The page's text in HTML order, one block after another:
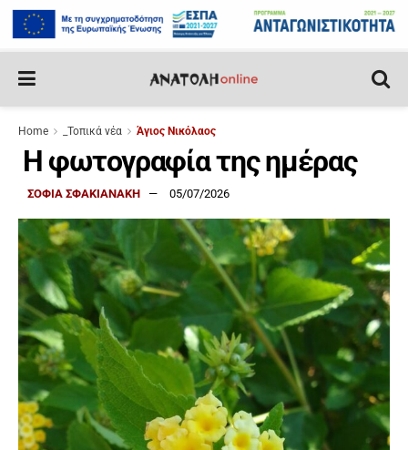
Home _Τοπικά νέα Άγιος Νικόλαος
Η φωτογραφία της ημέρας
ΣΟΦΙΑ ΣΦΑΚΙΑΝΑΚΗ 05/07/2026